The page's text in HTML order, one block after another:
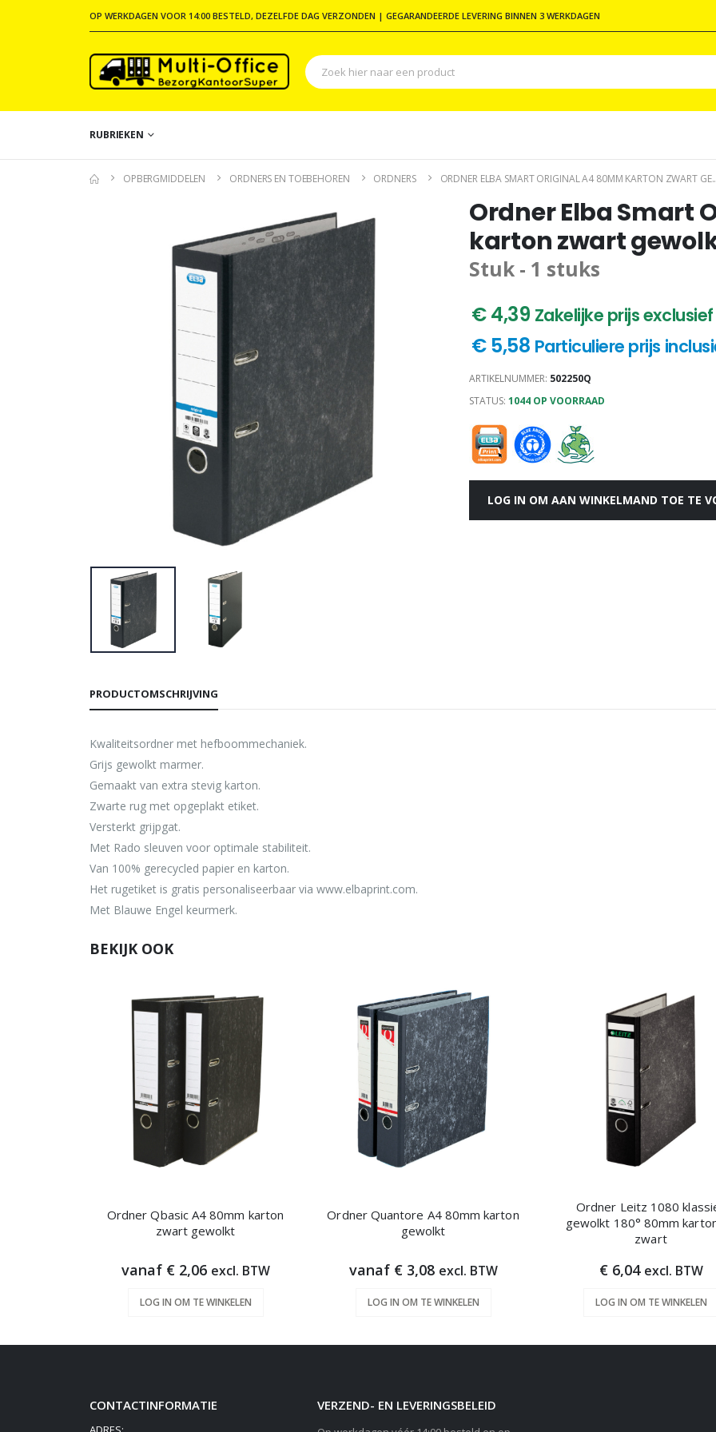
OP WERKDAGEN VOOR 14:00 BESTELD, DEZELFDE DAG VERZONDEN | GEGARANDEERDE LEVERING BINNEN 3 WERKDAGEN
RUBRIEKEN
OPBERGMIDDELEN ORDNERS EN TOEBEHOREN ORDNERS ORDNER ELBA SMART ORIGINAL A4 80MM KARTON ZWART
Ordner Elba Smart
karton zwart
Stuk - 1 stuks
€ 4,39 Zakelijke prijs exclusief
€ 5,58 Particuliere prijs
ARTIKELNUMMER: 502250Q
STATUS:1044 OP VOORRAAD
LOG IN OM AAN WINKELMAND TOE TE
PRODUCTOMSCHRIJVING
Kwaliteitsordner met hefboommechaniek.
Grijs gewolkt marmer.
Gemaakt van extra stevig karton.
Zwarte rug met opgeplakt etiket.
Versterkt grijpgat.
Met Rado sleuven voor optimale stabiliteit.
Van 100% gerecycled papier en karton.
Het rugetiket is gratis personaliseerbaar via www.elbaprint.com.
Met Blauwe Engel keurmerk.
BEKIJK OOK
Ordner Qbasic A4 80mm karton
zwart gewolkt
vanaf € 2,06 excl. BTW
LOG IN OM TE WINKELEN
Ordner Quantore A4 80mm karton
gewolkt
vanaf € 3,08 excl. BTW
LOG IN OM TE WINKELEN
Ordner Leitz 1080
gewolkt 180° 80mm
zwart
€ 6,04 excl. BTW
LOG IN OM TE WINKELEN
CONTACTINFORMATIE VERZEND- EN LEVERINGSBELEID